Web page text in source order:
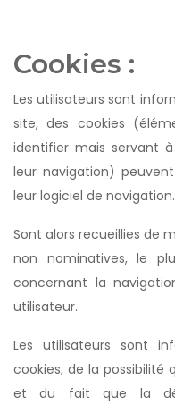
Cookies :
Les utilisateurs sont
site, des cookies
identifier mais servant
leur navigation)
leur logiciel de navigation.
Sont alors recueillies de
non nominatives, le
concernant la
utilisateur.
Les utilisateurs sont
cookies, de la
et du fait que la